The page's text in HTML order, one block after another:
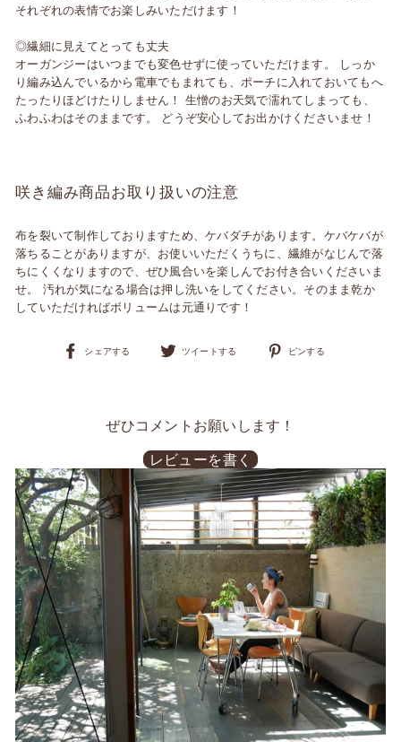
それぞれの表情でお楽しみいただけます！
◎繊細に見えてとっても丈夫
オーガンジーはいつまでも変色せずに使っていただけます。 しっか
り編み込んでいるから電車でもまれても、ポーチに入れておいてもへ
たったりほどけたりしません！ 生憎のお天気で濡れてしまっても、
ふわふわはそのままです。 どうぞ安心してお出かけくださいませ！
咲き編み商品お取り扱いの注意
布を裂いて制作しておりますため、ケバダチがあります。ケバケバが
落ちることがありますが、お使いいただくうちに、繊維がなじんで落
ちにくくなりますので、ぜひ風合いを楽しんでお付き合いくださいま
せ。 汚れが気になる場合は押し洗いをしてください。そのまま乾か
していただければボリュームは元通りです！
シェアする
Facebook
す
ツイートする
Twitter
ト
す
る
ピンする
ぜひコメントお願いします！
レビューを書く